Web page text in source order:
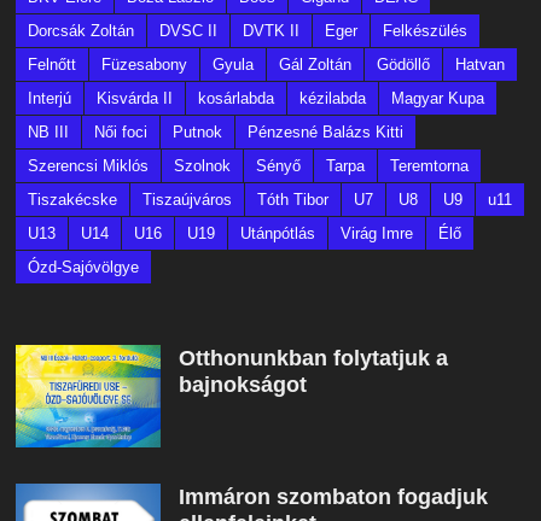
Dorcsák Zoltán
DVSC II DVTK II Eger
Felkészülés
Felnőtt
Füzesabony Gyula Gál Zoltán Gödöllő
Hatvan
Interjú
Kisvárda II kosárlabda kézilabda
Magyar Kupa
NB III
Női foci Putnok
Pénzesné Balázs Kitti
Szerencsi Miklós
Szolnok Sényő Tarpa
Teremtorna
Tiszakécske
Tiszaújváros Tóth Tibor U7 U8 U9
u11
U13
U14 U16 U19 Utánpótlás Virág Imre
Élő
Ózd-Sajóvölgye
Otthonunkban folytatjuk a
bajnokságot
Immáron szombaton fogadjuk